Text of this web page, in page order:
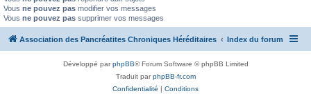
Vous ne pouvez pas modifier vos messages
Vous ne pouvez pas supprimer vos messages
Association des Pancréatites Chroniques Héréditaires Index du forum
Développé parphpBB® Forum Software © phpBB Limited
Traduit parphpBB-fr.com
Confidentialité | Conditions